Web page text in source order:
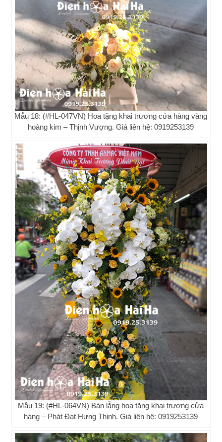
Mẫu 18: (#HL-047VN) Hoa tặng khai trương cửa hàng vàng
hoàng kim – Thịnh Vượng. Giá liên hệ: 0919253139
Mẫu 19: (#HL-064VN) Bán lẵng hoa tặng khai trương cửa
hàng – Phát Đạt Hưng Thịnh. Giá liên hệ: 0919253139